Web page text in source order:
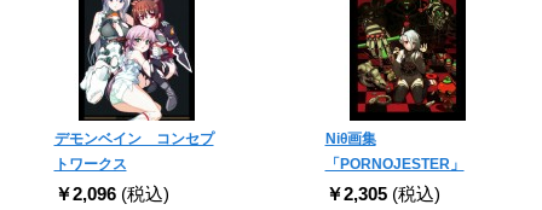
デモンベイン コンセプ
トワークス
￥2,096 (税込)
Niθ画集
「PORNOJESTER」
￥2,305 (税込)